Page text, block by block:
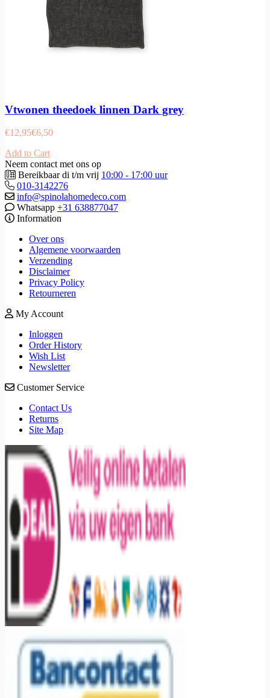
Vtwonen theedoek linnen Dark grey
€12,95€6,50
Add to Cart
Neem contact met ons op
Bereikbaar di t/m vrij 10:00 - 17:00 uur
010-3142276
info@spinolahomedeco.com
Whatsapp +31 638877047
Information
Over ons
Algemene voorwaarden
Verzending
Disclaimer
Privacy Policy
Retourneren
My Account
Inloggen
Order History
Wish List
Newsletter
Customer Service
Contact Us
Returns
Site Map